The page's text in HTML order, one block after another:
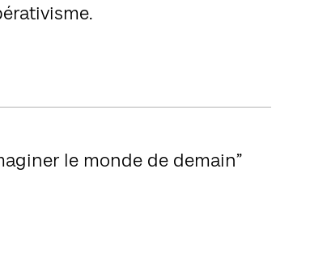
le monde de demain”